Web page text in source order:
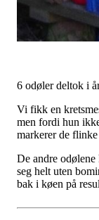
6 odøler deltok i
Vi fikk en
men fordi hun
markerer de flinke
De andre odølene
seg helt uten
bak i køen på